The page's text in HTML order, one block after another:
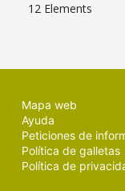
12 Elements
Mapa web
Ayuda
Peticiones de
Política de galletas
Política de